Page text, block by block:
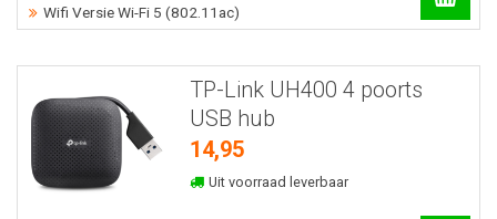
Wifi Versie Wi-Fi 5 (802.11ac)
TP-Link UH400 4 poorts
USB hub
14,95
Uit voorraad leverbaar